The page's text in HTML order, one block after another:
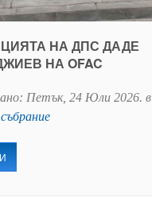
НА ДПС ДАДЕ
НА OFAC
Петък, 24 Юли 2026. в